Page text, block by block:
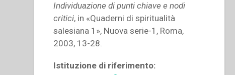
Individuazione di punti chiave e nodi
critici, in «Quaderni di spiritualità
salesiana 1», Nuova serie-1, Roma,
2003, 13-28.
Istituzione di riferimento: